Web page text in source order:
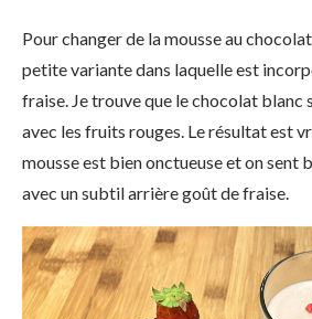
Pour changer de la mousse au
petite variante dans laquelle est
fraise. Je trouve que le chocolat blanc
avec les fruits rouges. Le résultat est
mousse est bien onctueuse et on sent
avec un subtil arrière goût de fraise.